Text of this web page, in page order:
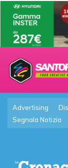
Advertising
Segnala Notizia